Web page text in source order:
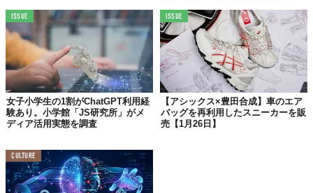
ISSUE
女子小学生の1割がChatGPT利用経
験あり。小学館「JS研究所」がメ
ディア活用実態を調査
ISSUE
【アシックス×豊田合成】車のエア
バッグを再利用したスニーカーを販
売【1月26日】
CULTURE